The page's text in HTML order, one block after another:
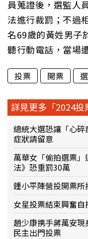
員蒐證後，選監人
法進行裁罰；不過
名69歲的黃姓男子
聽行動電話，當場
投票 開票
詳見更多「2024投
總統大選恐讓「心
症狀請留意
萬華女「偷拍選票
法》恐重罰30萬
鍾小平陣營投開票
女星投票結束興奮
趙少康携手蔣萬安
民主出門投票